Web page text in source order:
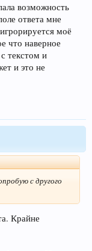
возможность
ответа мне
моё
что наверное
текстом и
и это не
с другого
Крайне